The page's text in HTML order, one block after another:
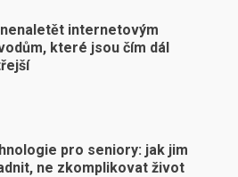
internetovým
které jsou čím dál
pro seniory: jak jim
ne zkomplikovat život